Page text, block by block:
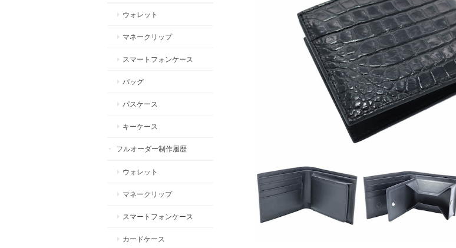
ウォレット
マネークリップ
スマートフォンケース
バッグ
パスケース
キーケース
フルオーダー制作履歴
ウォレット
マネークリップ
スマートフォンケース
カードケース